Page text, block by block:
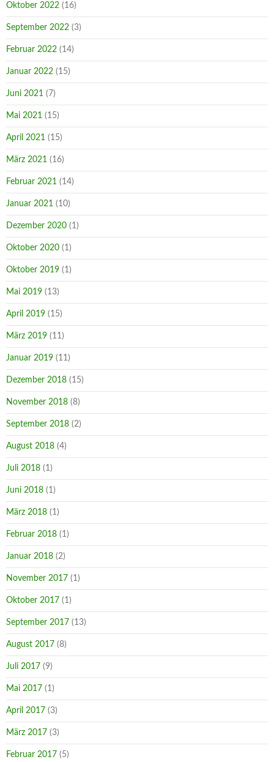
Oktober 2022 (16)
September 2022 (3)
Februar 2022 (14)
Januar 2022 (15)
Juni 2021 (7)
Mai 2021 (15)
April 2021 (15)
März 2021 (16)
Februar 2021 (14)
Januar 2021 (10)
Dezember 2020 (1)
Oktober 2020 (1)
Oktober 2019 (1)
Mai 2019 (13)
April 2019 (15)
März 2019 (11)
Januar 2019 (11)
Dezember 2018 (15)
November 2018 (8)
September 2018 (2)
August 2018 (4)
Juli 2018 (1)
Juni 2018 (1)
März 2018 (1)
Februar 2018 (1)
Januar 2018 (2)
November 2017 (1)
Oktober 2017 (1)
September 2017 (13)
August 2017 (8)
Juli 2017 (9)
Mai 2017 (1)
April 2017 (3)
März 2017 (3)
Februar 2017 (5)